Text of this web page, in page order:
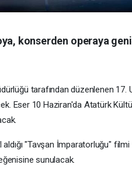
konserden operaya
tarafından düzenlenen 17.
Eser 10 Haziran'da Atatürk
"Tavşan İmparatorluğu"
sunulacak.